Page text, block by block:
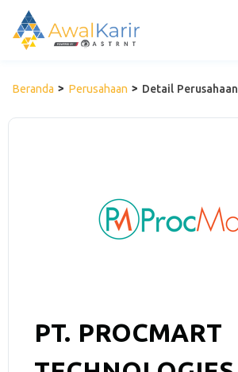
Beranda Perusahaan Detail Perusahaan
PT. PROCMART